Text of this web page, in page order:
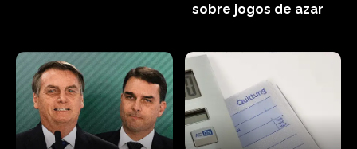
sobre jogos de azar